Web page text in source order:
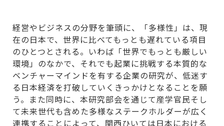
経営やビジネスの分野を筆頭に、「多様性」は、現
在の日本で、世界に比べてもっとも遅れている項目
のひとつとされる。いわば「世界でもっとも厳しい
環境」のなかで、それでも起業に挑戦する本質的な
ベンチャーマインドを有する企業の研究が、低迷す
る日本経済を打破していくきっかけとなることを願
う。また同時に、本研究部会を通じて産学官民そし
て未来世代も含めた多様なステークホルダーが広く
連携することによって、関西ひいては日本における